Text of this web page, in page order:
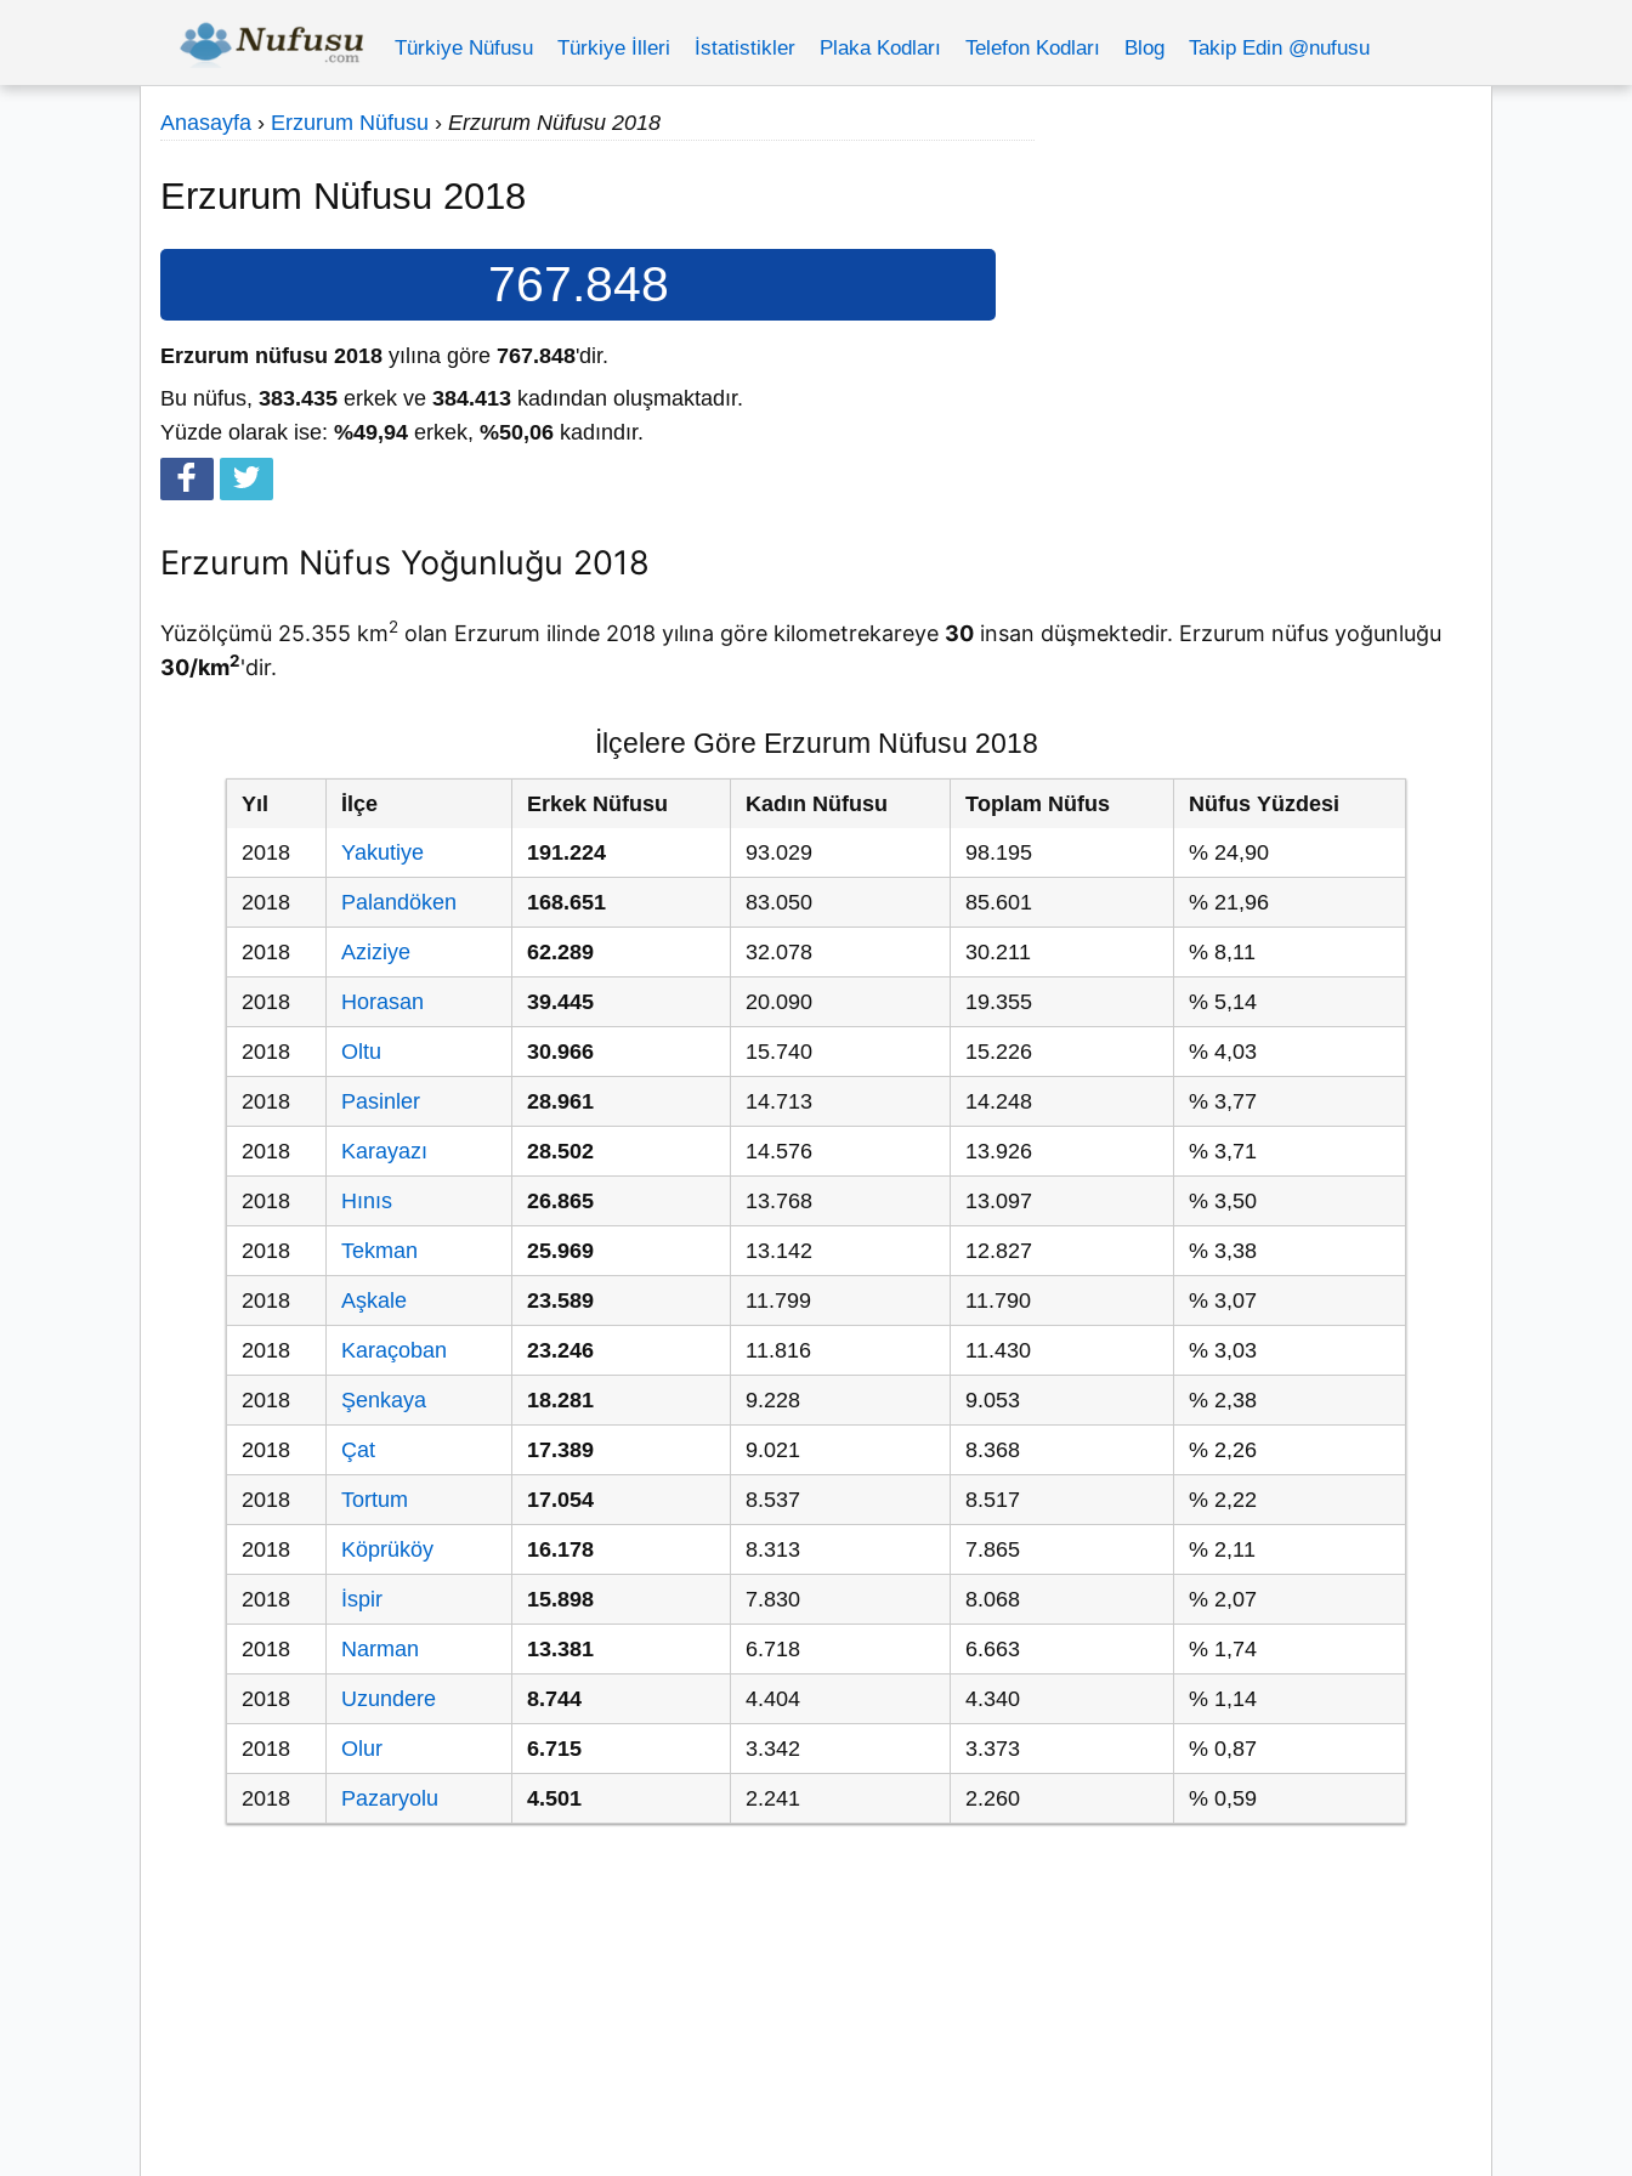
Türkiye Nüfusu Türkiye İlleri İstatistikler Plaka Kodları Telefon Kodları Blog Takip Edin @nufusu
Anasayfa › Erzurum Nüfusu › Erzurum Nüfusu 2018
Erzurum Nüfusu 2018
767.848
Erzurum nüfusu 2018 yılına göre 767.848'dir.
Bu nüfus, 383.435 erkek ve 384.413 kadından oluşmaktadır.
Yüzde olarak ise: %49,94 erkek, %50,06 kadındır.
Erzurum Nüfus Yoğunluğu 2018
Yüzölçümü 25.355 km2 olan Erzurum ilinde 2018 yılına göre kilometrekareye 30 insan düşmektedir. Erzurum nüfus yoğunluğu
30/km2'dir.
İlçelere Göre Erzurum Nüfusu 2018
Yıl İlçe Erkek Nüfusu Kadın Nüfusu Toplam Nüfus
Nüfus Yüzdesi
2018
Yakutiye 191.224 93.029 98.195 % 24,90
2018 Palandöken 168.651 83.050 85.601 % 21,96
2018 Aziziye 62.289 32.078 30.211 % 8,11
2018 Horasan 39.445 20.090 19.355 % 5,14
2018 Oltu 30.966 15.740 15.226 % 4,03
2018 Pasinler 28.961 14.713 14.248 % 3,77
2018 Karayazı 28.502 14.576 13.926 % 3,71
2018 Hınıs 26.865 13.768 13.097 % 3,50
2018 Tekman 25.969 13.142 12.827 % 3,38
2018 Aşkale 23.589 11.799 11.790 % 3,07
2018 Karaçoban 23.246 11.816 11.430 % 3,03
2018 Şenkaya 18.281 9.228 9.053 % 2,38
2018 Çat 17.389 9.021 8.368 % 2,26
2018 Tortum 17.054 8.537 8.517 % 2,22
2018 Köprüköy 16.178 8.313 7.865 % 2,11
2018 İspir 15.898 7.830 8.068 % 2,07
2018 Narman 13.381 6.718 6.663 % 1,74
2018 Uzundere 8.744 4.404 4.340 % 1,14
2018 Olur 6.715 3.342 3.373 % 0,87
2018 Pazaryolu 4.501 2.241 2.260 % 0,59